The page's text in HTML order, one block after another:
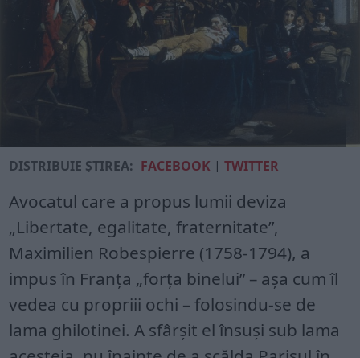
DISTRIBUIE ȘTIREA: FACEBOOK |TWITTER
Avocatul care a propus lumii deviza
„Libertate, egalitate, fraternitate”,
Maximilien Robespierre (1758-1794), a
impus în Franța „forța binelui” – așa cum îl
vedea cu propriii ochi – folosindu-se de
lama ghilotinei. A sfârșit el însuși sub lama